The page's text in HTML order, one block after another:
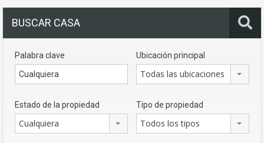
BUSCAR CASA
Palabra clave Ubicación principal
Todas las ubicaciones
Estado de la propiedad
Cualquiera
Tipo de propiedad
Todos los tipos